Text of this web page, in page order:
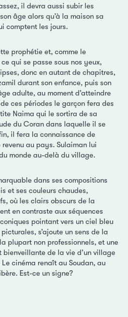
il devra aussi subir les
âge alors qu’à la maison sa
comptent les jours.
prophétie et, comme le
qui se passe sous nos yeux,
donc en autant de chapitres,
durant son enfance, puis son
adulte, au moment d’atteindre
ces périodes le garçon fera des
Naima qui le sortira de sa
du Coran dans laquelle il se
il fera la connaissance de
au pays. Sulaiman lui
monde au-delà du village.
dans ses compositions
et ses couleurs chaudes,
où les clairs obscurs de la
en contraste aux séquences
pointant vers un ciel bleu
s’ajoute un sens de la
plupart non professionnels, et une
bienveillante de la vie d’un village
cinéma renaît au Soudan, au
Est-ce un signe?